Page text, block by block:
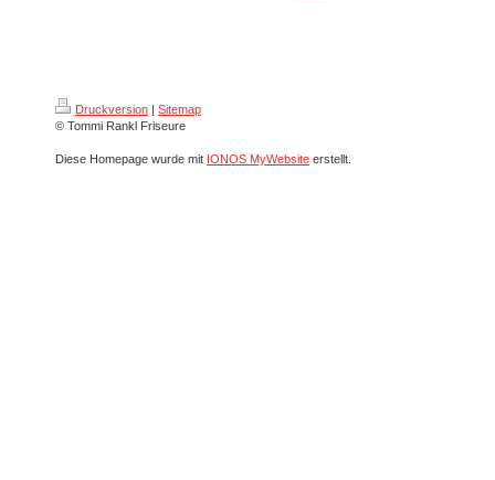
Druckversion | Sitemap
© Tommi Rankl Friseure
Diese Homepage wurde mit IONOS MyWebsite erstellt.